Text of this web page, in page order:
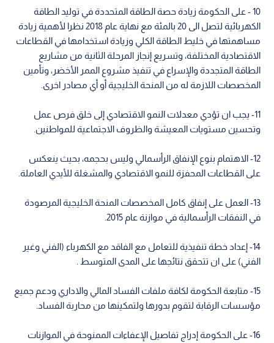
10 - على الحكومة زيادة حصة الطاقة المتحددة في توليد الطاقة
الكهربائية لتصل الى 20 بالمئة مع نهاية عام 2018 نظرا لأهمية زيادة
مساهمتها في خليط الطاقة الكلي وزيادة استخدامها في القطاعات
الاقتصادية المختلفة، وتسريع إنجاز المرحلة الثانية من مشاريع
الطاقة المتجددة والإسراع في تنفيذ مشروع الممر الأخضر، وتأمين
المخصصات اللازمة له من المنحة الخليجية أو أي مصادر اخرى.
11- يجب ان تؤدي معدلات النمو الاقتصادي إلى خلق فرص عمل
وتحسين مستويات المعيشة والظروف الاجتماعية للمواطنين.
12- الاهتمام بنوع الإنفاق الرأسمالي وليس بحجمه، بحيث ينعكس
على القطاعات المحفزة للنمو الاقتصادي والمشغلة للأيدي العاملة.
13- العمل على إنفاق كامل المخصصات المنحة الخليجية المرصودة
في النفقات الرأسمالية في موازنة عام 2015.
14- إعداد خطة تنفيذية للتعامل مع الفاقد مع الكهرباء (الفني وغير
الفني) على ان تتحقق نتائجها على المدى المتوسط .
15- متابعة الحكومة لكافة ملفات الفساد المالي والاداري ودعم جميع
مؤسسات الرقابة لتقوم بدورها ولتمكينها من محاربة الفساد.
16- على الحكومة إدراج تفاصيل الإعفاءات الممنوحة في الموازنات